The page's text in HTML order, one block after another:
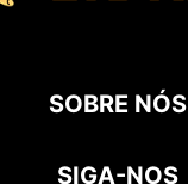
SOBRE NÓS
SIGA-NOS